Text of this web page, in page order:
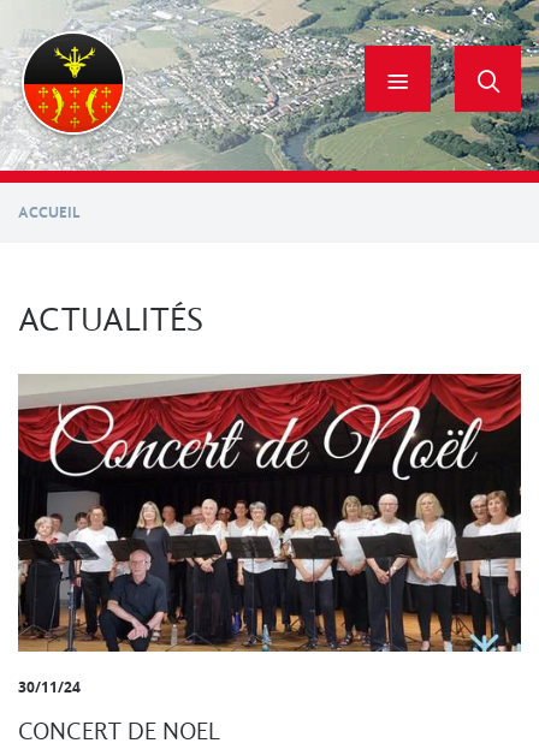
contenu
principal
ACCUEIL
ACTUALITÉS
30/11/24
CONCERT DE NOEL